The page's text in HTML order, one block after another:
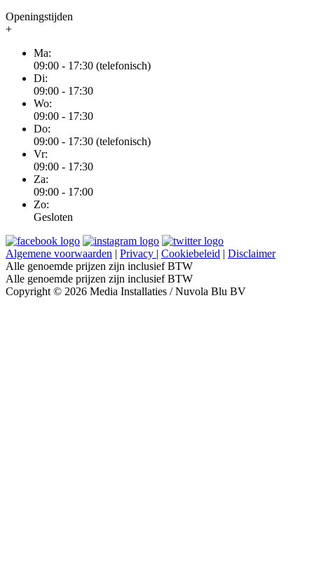
Openingstijden
+
Ma:
09:00 - 17:30 (telefonisch)
Di:
09:00 - 17:30
Wo:
09:00 - 17:30
Do:
09:00 - 17:30 (telefonisch)
Vr:
09:00 - 17:30
Za:
09:00 - 17:00
Zo:
Gesloten
Algemene voorwaarden | Privacy | Cookiebeleid | Disclaimer
Alle genoemde prijzen zijn inclusief BTW
Alle genoemde prijzen zijn inclusief BTW
Copyright © 2026 Media Installaties / Nuvola Blu BV